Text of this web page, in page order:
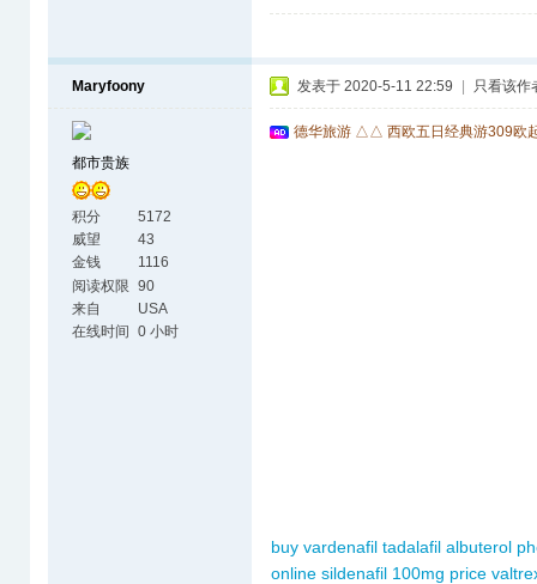
Maryfoony
都市贵族
积分
5172
威望
43
金钱
1116
阅读权限 90
来自
USA
在线时间
0 小时
发表于 2020-5-11 22:59 只看该作
德华旅游 △△ 西欧五日经典游309欧
buy vardenafil tadalafil albuterol
online sildenafil 100mg price